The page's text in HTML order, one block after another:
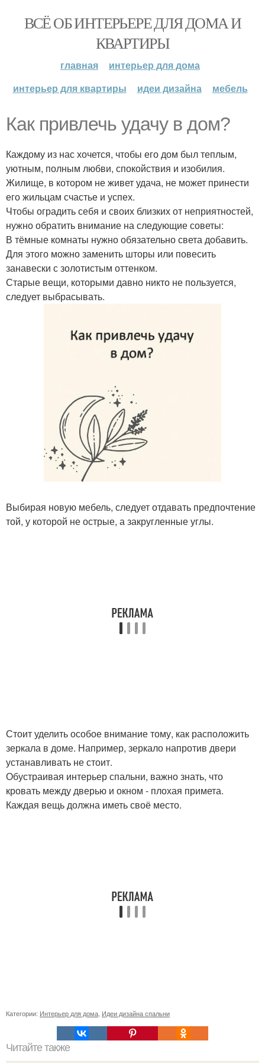
ВСЁ ОБ ИНТЕРЬЕРЕ ДЛЯ ДОМА И
КВАРТИРЫ
главная
интерьер для дома
интерьер для квартиры
идеи дизайна мебель
Как привлечь удачу в дом?
Каждому из нас хочется, чтобы его дом был теплым,
уютным, полным любви, спокойствия и изобилия.
Жилище, в котором не живет удача, не может принести
его жильцам счастье и успех.
Чтобы оградить себя и своих близких от неприятностей,
нужно обратить внимание на следующие советы:
В тёмные комнаты нужно обязательно света добавить.
Для этого можно заменить шторы или повесить
занавески с золотистым оттенком.
Старые вещи, которыми давно никто не пользуется,
следует выбрасывать.
Выбирая новую мебель, следует отдавать предпочтение
той, у которой не острые, а закругленные углы.
Стоит уделить особое внимание тому, как расположить
зеркала в доме. Например, зеркало напротив двери
устанавливать не стоит.
Обустраивая интерьер спальни, важно знать, что
кровать между дверью и окном - плохая примета.
Каждая вещь должна иметь своё место.
Категории: Интерьер для дома Идеи дизайна спальни
Читайте также